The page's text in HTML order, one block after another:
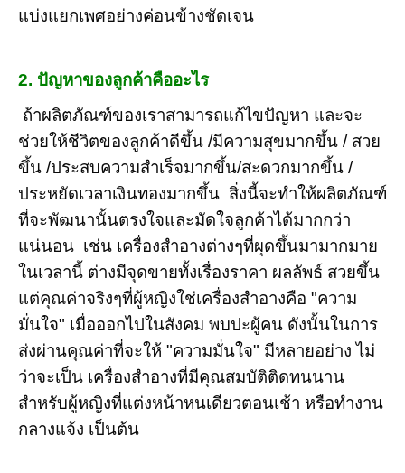
แบ่งแยกเพศอย่างค่อนข้างชัดเจน
2. ปัญหาของลูกค้าคืออะไร
ถ้าผลิตภัณฑ์ของเราสามารถแก้ไขปัญหา และจะ
ช่วยให้ชีวิตของลูกค้าดีขึ้น /มีความสุขมากขึ้น / สวย
ขึ้น /ประสบความสำเร็จมากขึ้น/สะดวกมากขึ้น /
ประหยัดเวลาเงินทองมากขึ้น สิ่งนี้จะทำให้ผลิตภัณฑ์
ที่จะพัฒนานั้นตรงใจและมัดใจลูกค้าได้มากกว่า
แน่นอน เช่น เครื่องสำอางต่างๆที่ผุดขึ้นมามากมาย
ในเวลานี้ ต่างมีจุดขายทั้งเรื่องราคา ผลลัพธ์ สวยขึ้น
แต่คุณค่าจริงๆที่ผู้หญิงใช่เครื่องสำอางคือ "ความ
มั่นใจ" เมื่อออกไปในสังคม พบปะผู้คน ดังนั้นในการ
ส่งผ่านคุณค่าที่จะให้ "ความมั่นใจ" มีหลายอย่าง ไม่
ว่าจะเป็น เครื่องสำอางที่มีคุณสมบัติติดทนนาน
สำหรับผู้หญิงที่แต่งหน้าหนเดียวตอนเช้า หรือทำงาน
กลางแจ้ง เป็นต้น